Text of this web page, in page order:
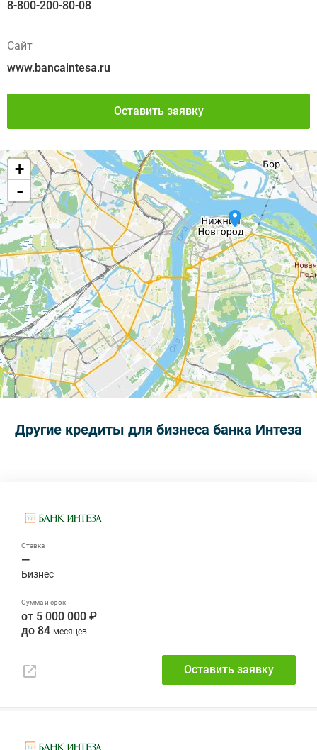
8-800-200-80-08
Сайт
www.bancaintesa.ru
Оставить заявку
+
-
Другие кредиты для бизнеса банка Интеза
—
от 5 000 000 ₽
до 84
Оставить заявку